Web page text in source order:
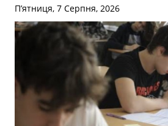
П’ятниця, 7 Серпня, 2026